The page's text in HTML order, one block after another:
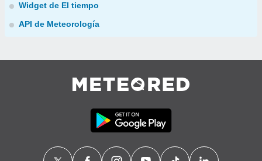
Widget de El tiempo
API de Meteorología